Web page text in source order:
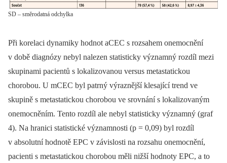
SD – směrodatná odchylka
Při korelaci dynamiky hodnot aCEC s rozsahem onemocnění
v době diagnózy nebyl nalezen statisticky významný rozdíl mezi
skupinami pacientů s lokalizovanou versus metastatickou
chorobou. U mCEC byl patrný výraznější klesající trend ve
skupině s metastatickou chorobou ve srovnání s lokalizovaným
onemocněním. Tento rozdíl ale nebyl statisticky významný (graf
4). Na hranici statistické významnosti (p = 0,09) byl rozdíl
v absolutní hodnotě EPC v závislosti na rozsahu onemocnění,
pacienti s metastatickou chorobou měli nižší hodnoty EPC, a to